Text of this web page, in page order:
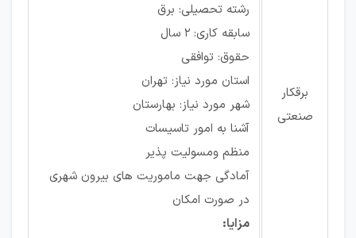
برقکار
صنعتی
رشته تحصیلی: برق
سابقه کاری: ۲ سال
حقوق: توافقی
استان مورد نیاز: تهران
شهر مورد نیاز: بهارستان
آشنا به امور تاسیسات
منظم ومسولیت پذیر
آمادگی جهت ماموریت های بیرون شهری
در صورت امکان
مزایا: